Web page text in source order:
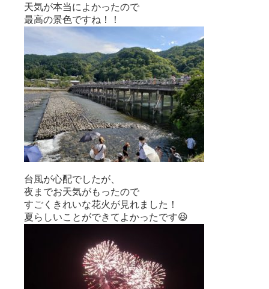
天気が本当によかったので
最高の景色ですね！！
台風が心配でしたが、
夜までお天気がもったので
すごくきれいな花火が見れました！
夏らしいことができてよかったです😆